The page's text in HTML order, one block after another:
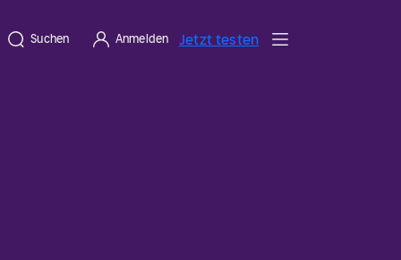
Suchen Anmelden Jetzt testen